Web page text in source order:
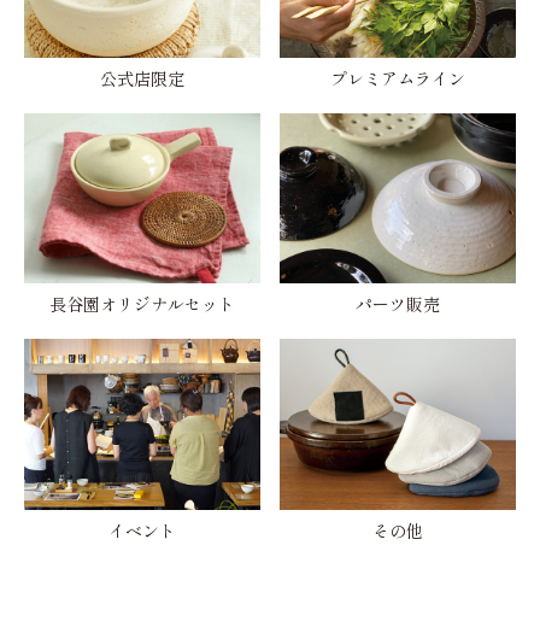
公式店限定 プレミアムライン
長谷園オリジナルセット パーツ販売
イベント その他